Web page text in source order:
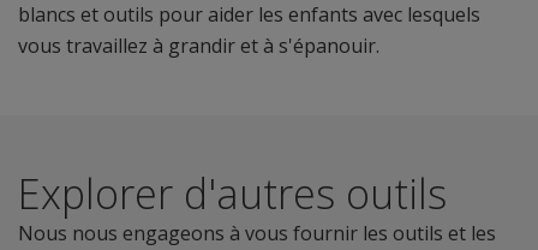
blancs et outils pour aider les enfants avec lesquels
vous travaillez à grandir et à s'épanouir.
Explorer d'autres outils
Nous nous engageons à vous fournir les outils et les